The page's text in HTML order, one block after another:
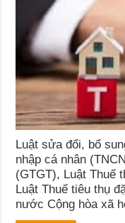
Luật sửa đổi, bổ
nhập cá nhân
(GTGT), Luật Thuế
Luật Thuế tiêu thụ
nước Cộng hòa xã